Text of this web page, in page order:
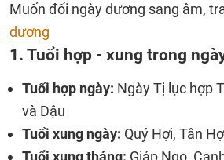
Muốn đổi ngày dương sang âm,
dương
1. Tuổi hợp - xung trong
Tuổi hợp ngày: Ngày Tị lục hợp
và Dậu
Tuổi xung ngày: Quý Hợi, Tân
Tuổi xung tháng: Giáp Ngọ,